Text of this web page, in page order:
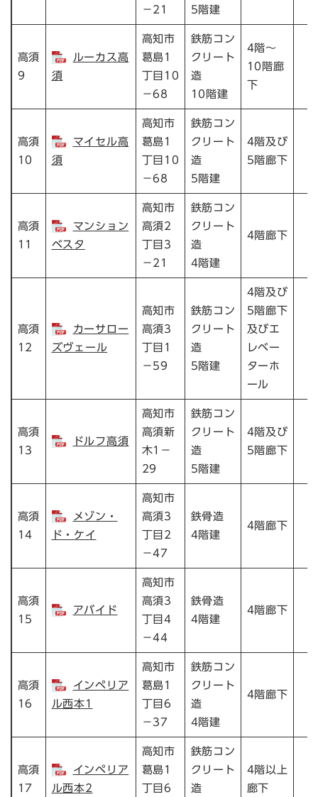
－21 5階建
高須
9
ルーカス高
須
高知市
葛島1
丁目10
－68
鉄筋コン
クリート
造
10階建
4階～
10階廊
下
高須
10
マイセル高
須
高知市
葛島1
丁目10
－68
鉄筋コン
クリート
造
5階建
4階及び
5階廊下
高須
11
マンション
ベスタ
高知市
高須2
丁目3
－21
鉄筋コン
クリート
造
4階建
4階廊下
高須
12
カーサロー
ズヴェール
高知市
高須3
丁目1
－59
鉄筋コン
クリート
造
5階建
4階及び
5階廊下
及びエ
レベー
ターホ
ール
高須
13
ドルフ高須
高知市
高須新
木1－
29
鉄筋コン
クリート
造
5階建
4階及び
5階廊下
高須
14
メゾン・
ド・ケイ
高知市
高須3
丁目2
－47
鉄骨造
4階建
4階廊下
高須
15
アバイド
高知市
高須3
丁目4
－44
鉄骨造
4階建
4階廊下
高須
16
インペリア
ル西本1
高知市
葛島1
丁目6
－37
鉄筋コン
クリート
造
4階建
4階廊下
高須
17
インペリア
ル西本2
高知市
葛島1
丁目6
鉄筋コン
クリート
造
4階以上
廊下